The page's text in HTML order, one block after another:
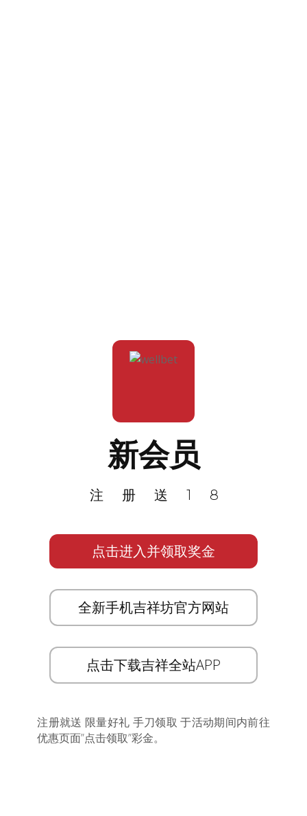
新会员
注册送18
点击进入并领取奖金
全新手机吉祥坊官方网站
点击下载吉祥全站APP
注册就送 限量好礼 手刀领取 于活动期间内前往
优惠页面”点击领取”彩金。